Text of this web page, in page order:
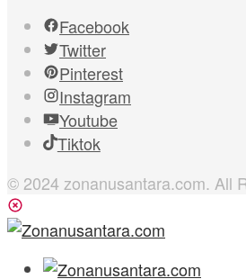
Facebook
Twitter
Pinterest
Instagram
Youtube
Tiktok
© 2024 zonanusantara.com. All